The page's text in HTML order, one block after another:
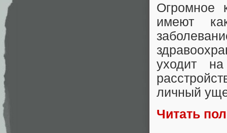
Огромное
имеют
уходит
личный
Читать